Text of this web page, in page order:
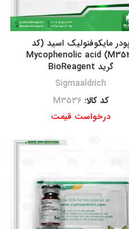
پودر مایکوفنولیک اسید (کد
M3536) Mycophenolic acid
گرید BioReagent
Sigmaaldrich
کد کالا:M3536
درخواست قیمت